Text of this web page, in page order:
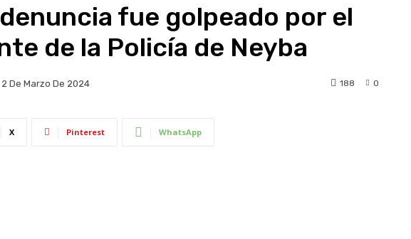
fue golpeado por el
de la Policía de Neyba
2 De Marzo De 2024 0
188
X Pinterest WhatsApp